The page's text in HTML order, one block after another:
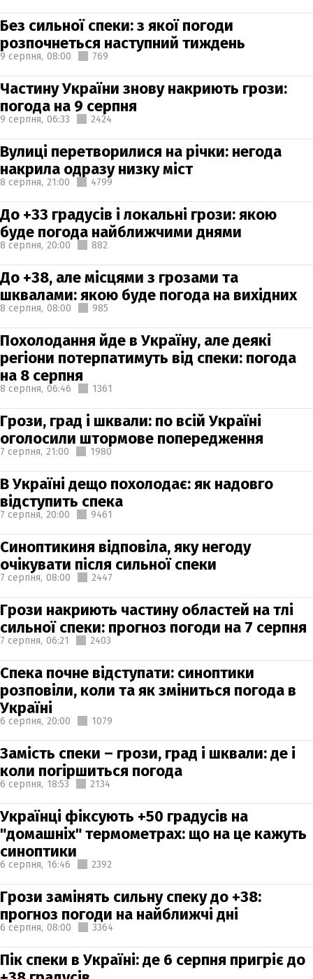
Без сильної спеки: з якої погоди
розпочнеться наступний тиждень
9 серпня, 08:00 769
Частину України знову накриють грози:
погода на 9 серпня
9 серпня, 06:33 2424
Вулиці перетворилися на річки: негода
накрила одразу низку міст
8 серпня, 21:00 4799
До +33 градусів і локальні грози: якою
буде погода найближчими днями
8 серпня, 20:00 882
До +38, але місцями з грозами та
шквалами: якою буде погода на вихідних
8 серпня, 08:00 985
Похолодання йде в Україну, але деякі
регіони потерпатимуть від спеки: погода
на 8 серпня
8 серпня, 06:46 1361
Грози, град і шквали: по всій Україні
оголосили штормове попередження
7 серпня, 21:00 1980
В Україні дещо похолодає: як надовго
відступить спека
7 серпня, 20:00 9461
Синоптикиня відповіла, яку негоду
очікувати після сильної спеки
7 серпня, 08:00 2447
Грози накриють частину областей на тлі
сильної спеки: прогноз погоди на 7 серпня
7 серпня, 06:21 2403
Спека почне відступати: синоптики
розповіли, коли та як зміниться погода в
Україні
6 серпня, 20:00 1079
Замість спеки – грози, град і шквали: де і
коли погіршиться погода
6 серпня, 18:53 2134
Українці фіксують +50 градусів на
"домашніх" термометрах: що на це кажуть
синоптики
6 серпня, 16:46 2392
Грози замінять сильну спеку до +38:
прогноз погоди на найближчі дні
6 серпня, 08:00 3364
Пік спеки в Україні: де 6 серпня пригріє до